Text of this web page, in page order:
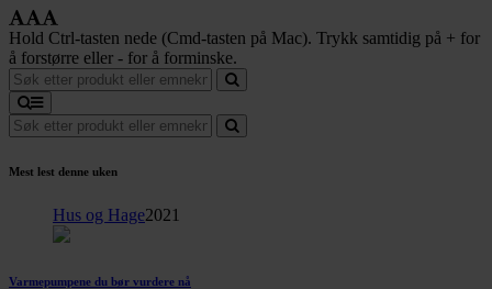
Hold Ctrl-tasten nede (Cmd-tasten på Mac). Trykk samtidig på + for
å forstørre eller - for å forminske.
Mest lest denne uken
Hus og Hage2021
Varmepumpene du bør vurdere nå